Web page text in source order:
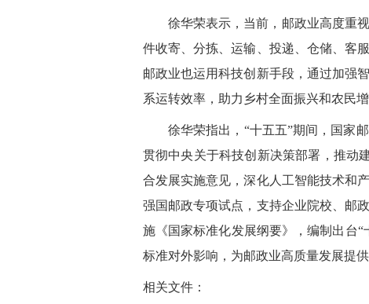
徐华荣表示，当前，邮政业高度重
件收寄、分拣、运输、投递、仓储、客
邮政业也运用科技创新手段，通过加强
系运转效率，助力乡村全面振兴和农民增
徐华荣指出，“十五五”期间，国家
贯彻中央关于科技创新决策部署，推动
合发展实施意见，深化人工智能技术和
强国邮政专项试点，支持企业院校、邮
施《国家标准化发展纲要》，编制出台
标准对外影响，为邮政业高质量发展提供
相关文件：